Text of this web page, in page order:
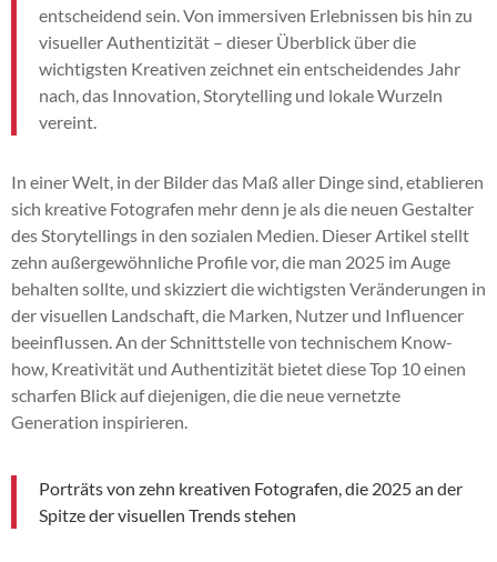
entscheidend sein. Von immersiven Erlebnissen bis hin zu
visueller Authentizität – dieser Überblick über die
wichtigsten Kreativen zeichnet ein entscheidendes Jahr
nach, das Innovation, Storytelling und lokale Wurzeln
vereint.
In einer Welt, in der Bilder das Maß aller Dinge sind, etablieren
sich kreative Fotografen mehr denn je als die neuen Gestalter
des Storytellings in den sozialen Medien. Dieser Artikel stellt
zehn außergewöhnliche Profile vor, die man 2025 im Auge
behalten sollte, und skizziert die wichtigsten Veränderungen in
der visuellen Landschaft, die Marken, Nutzer und Influencer
beeinflussen. An der Schnittstelle von technischem Know-
how, Kreativität und Authentizität bietet diese Top 10 einen
scharfen Blick auf diejenigen, die die neue vernetzte
Generation inspirieren.
Porträts von zehn kreativen Fotografen, die 2025 an der
Spitze der visuellen Trends stehen